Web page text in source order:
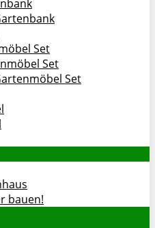
Set
Set
Set
bauen!